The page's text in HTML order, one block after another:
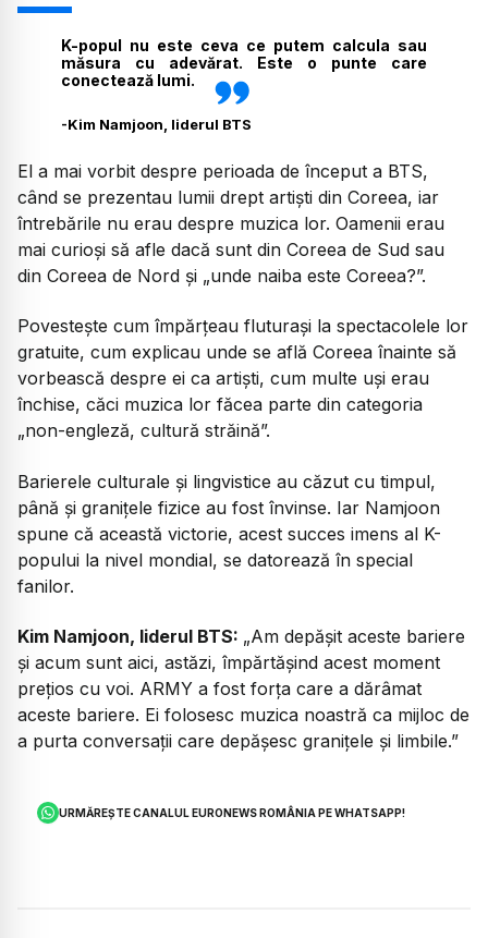
K-popul nu este ceva ce putem calcula sau
măsura cu adevărat. Este o punte care
conectează lumi.
-Kim Namjoon, liderul BTS
El a mai vorbit despre perioada de început a BTS,
când se prezentau lumii drept artiști din Coreea, iar
întrebările nu erau despre muzica lor. Oamenii erau
mai curioși să afle dacă sunt din Coreea de Sud sau
din Coreea de Nord și „unde naiba este Coreea?”.
Povestește cum împărțeau fluturași la spectacolele lor
gratuite, cum explicau unde se află Coreea înainte să
vorbească despre ei ca artiști, cum multe uși erau
închise, căci muzica lor făcea parte din categoria
„non-engleză, cultură străină”.
Barierele culturale și lingvistice au căzut cu timpul,
până și granițele fizice au fost învinse. Iar Namjoon
spune că această victorie, acest succes imens al K-
popului la nivel mondial, se datorează în special
fanilor.
Kim Namjoon, liderul BTS: „Am depășit aceste bariere
și acum sunt aici, astăzi, împărtășind acest moment
prețios cu voi. ARMY a fost forța care a dărâmat
aceste bariere. Ei folosesc muzica noastră ca mijloc de
a purta conversații care depășesc granițele și limbile.”
URMĂREȘTE CANALUL EURONEWS ROMÂNIA PE WHATSAPP!